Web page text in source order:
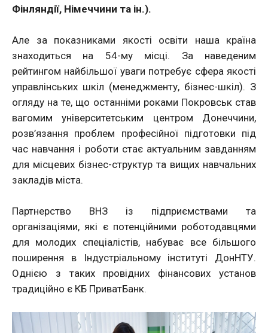
Фінляндії, Німеччини та ін.).
Але за показниками якості освіти наша країна
знаходиться на 54-му місці. За наведеним
рейтингом найбільшої уваги потребує сфера якості
управлінських шкіл (менеджменту, бізнес-шкіл). З
огляду на те, що останніми роками Покровськ став
вагомим університетським центром Донеччини,
розв’язання проблем професійної підготовки під
час навчання і роботи стає актуальним завданням
для місцевих бізнес-структур та вищих навчальних
закладів міста.
Партнерство ВНЗ із підприємствами та
організаціями, які є потенційними роботодавцями
для молодих спеціалістів, набуває все більшого
поширення в Індустріальному інституті ДонНТУ.
Однією з таких провідних фінансових установ
традиційно є КБ ПриватБанк.